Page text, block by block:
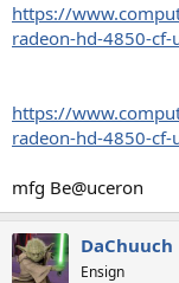
https://
radeon-hd-4850-
https://
radeon-hd-4850-
mfg Be@uceron
DaChuuch
Ensign